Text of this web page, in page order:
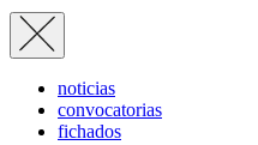
noticias
convocatorias
fichados